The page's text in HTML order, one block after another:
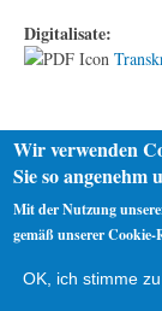
Digitalisate:
Wir verwenden
Sie so angenehm
Mit der Nutzung
gemäß unserer
OK, ich stimme zu